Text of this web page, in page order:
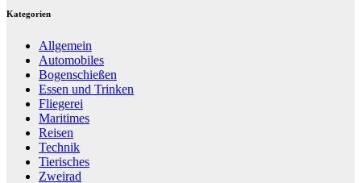
Kategorien
Allgemein
Automobiles
Bogenschießen
Essen und Trinken
Fliegerei
Maritimes
Reisen
Technik
Tierisches
Zweirad